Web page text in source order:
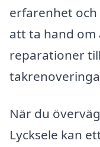
erfarenhet
att ta hand
reparationer
När du
Lycksele kan